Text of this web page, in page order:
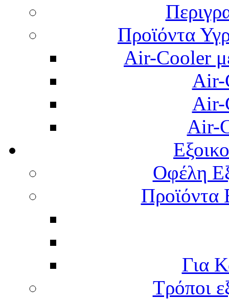
Προϊόντα
Air-Cooler
Air-
Air-
Air-
Οφέλη
Προϊόντα
Για
Τρόποι